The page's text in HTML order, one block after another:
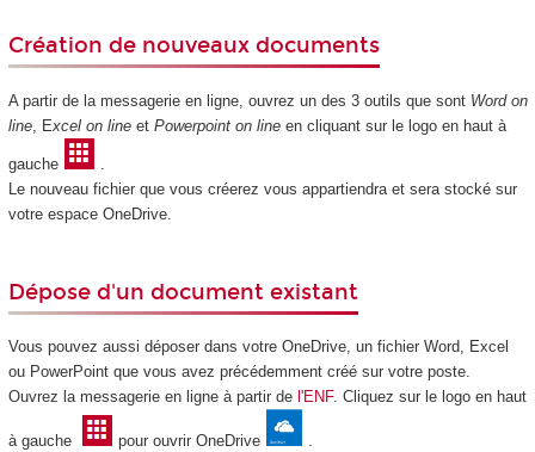
Création de nouveaux documents
A partir de la messagerie en ligne, ouvrez un des 3 outils que sont Word on
line, Excel on lineet Powerpoint on lineen cliquant sur le logo en haut à
gauche
Le nouveau fichier que vous créerez vous appartiendra et sera stocké sur
votre espace OneDrive.
Dépose d'un document existant
Vous pouvez aussi déposer dans votre OneDrive, un fichier Word, Excel
ou PowerPoint que vous avez précédemment créé sur votre poste.
Ouvrez la messagerie en ligne à partir de l'ENF. Cliquez sur le logo en haut
à gauche pour ouvrir OneDrive .